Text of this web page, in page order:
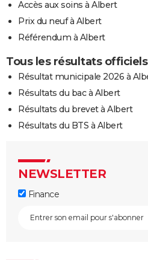
Accès aux soins à Albert
Prix du neuf à Albert
Référendum à Albert
Tous les résultats
Résultat municipale 2026 à
Résultats du bac à Albert
Résultats du brevet à Albert
Résultats du BTS à Albert
NEWSLETTER
Finance